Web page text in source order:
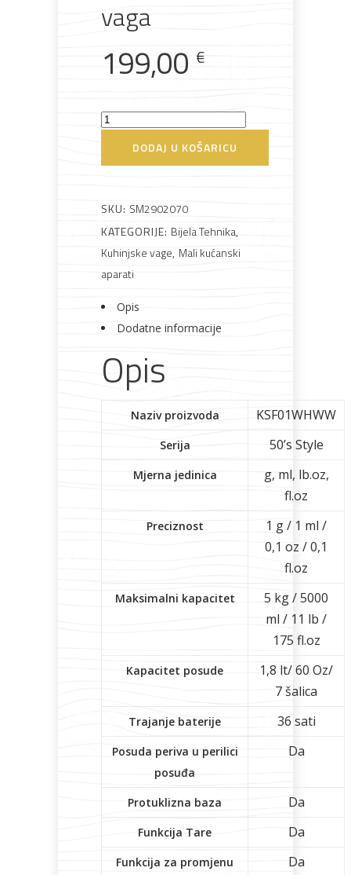
Boje i
lakovi
Građevinski
materijali
Metalna Elektromaterijal
Vijčana Okovi
vaga
199,00 €
Smeg
količina
DODAJ U KOŠARICU
SKU: SM2902070
KATEGORIJE: Bijela Tehnika,
Kuhinjske vage, Mali kućanski
aparati
Opis
Dodatne informacije
Opis
Naziv proizvoda KSF01WHWW
Serija 50’s Style
Mjerna jedinica
g, ml, lb.oz,
fl.oz
Preciznost
1 g / 1 ml /
0,1 oz / 0,1
fl.oz
Maksimalni kapacitet
5 kg / 5000
ml / 11 lb /
175 fl.oz
Kapacitet posude
1,8 lt/ 60 Oz/
7 šalica
Trajanje baterije 36 sati
Posuda periva u perilici
posuđa
Da
Protuklizna baza Da
Funkcija Tare Da
Funkcija za promjenu
Da